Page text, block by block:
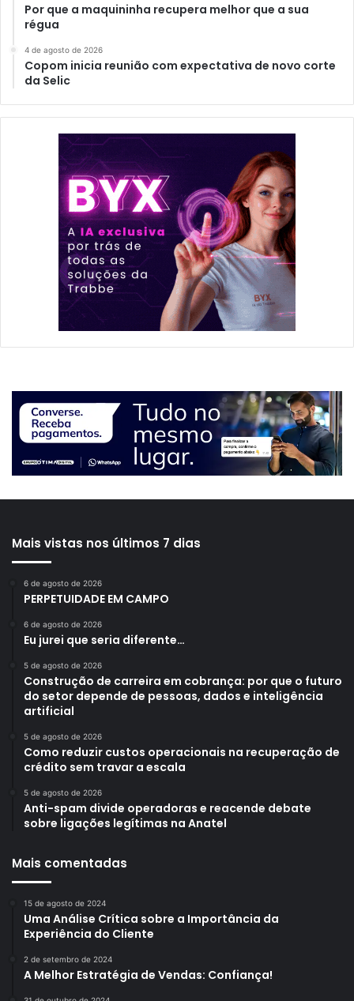
Por que a maquininha recupera melhor que a sua
régua
4 de agosto de 2026
Copom inicia reunião com expectativa de novo corte
da Selic
Mais vistas nos últimos 7 dias
6 de agosto de 2026
PERPETUIDADE EM CAMPO
6 de agosto de 2026
Eu jurei que seria diferente…
5 de agosto de 2026
Construção de carreira em cobrança: por que o futuro
do setor depende de pessoas, dados e inteligência
artificial
5 de agosto de 2026
Como reduzir custos operacionais na recuperação de
crédito sem travar a escala
5 de agosto de 2026
Anti-spam divide operadoras e reacende debate
sobre ligações legítimas na Anatel
Mais comentadas
15 de agosto de 2024
Uma Análise Crítica sobre a Importância da
Experiência do Cliente
2 de setembro de 2024
A Melhor Estratégia de Vendas: Confiança!